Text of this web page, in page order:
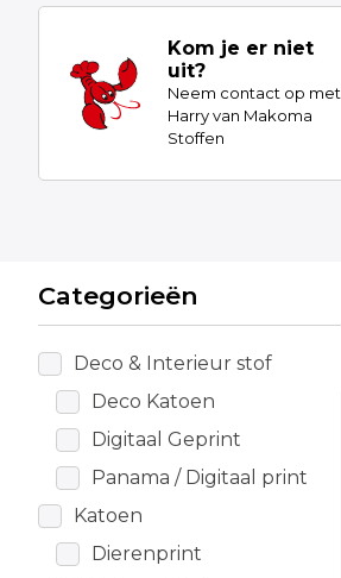
Kom je er niet
uit?
Neem contact op met
Harry van Makoma
Stoffen
Categorieën
Deco & Interieur stof
Deco Katoen
Digitaal Geprint
Panama / Digitaal print
Katoen
Dierenprint